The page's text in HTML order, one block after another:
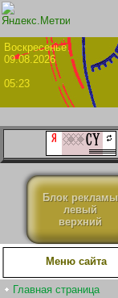
09.08.2026
05:23
Блок рекламы
левый
верхний
Меню сайта
Главная страница